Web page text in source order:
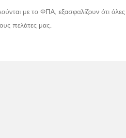
με το ΦΠΑ, εξασφαλίζουν ότι όλες
πελάτες μας.